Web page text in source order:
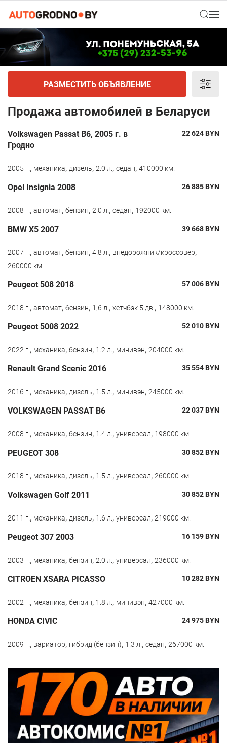
РАЗМЕСТИТЬ ОБЪЯВЛЕНИЕ
Продажа автомобилей в Беларуси
Volkswagen Passat B6, 2005 г. в
Гродно
22 624BYN
2005 г., механика, дизель, 2.0 л., седан, 410000 км.
Opel Insignia 2008 26 885BYN
2008 г., автомат, бензин, 2.0 л., седан, 192000 км.
BMW X5 2007 39 668BYN
2007 г., автомат, бензин, 4.8 л., внедорожник/кроссовер,
260000 км.
Peugeot 508 2018 57 006BYN
2018 г., автомат, бензин, 1,6 л., хетчбэк 5 дв., 148000 км.
Peugeot 5008 2022 52 010BYN
2022 г., механика, бензин, 1.2 л., минивэн, 204000 км.
Renault Grand Scenic 2016 35 554BYN
2016 г., механика, дизель, 1.5 л., минивэн, 245000 км.
VOLKSWAGEN PASSAT B6 22 037BYN
2008 г., механика, бензин, 1.4 л., универсал, 198000 км.
PEUGEOT 308 30 852BYN
2018 г., механика, дизель, 1.5 л., универсал, 260000 км.
Volkswagen Golf 2011 30 852BYN
2011 г., механика, дизель, 1.6 л., универсал, 219000 км.
Peugeot 307 2003 16 159BYN
2003 г., механика, бензин, 2.0 л., универсал, 236000 км.
CITROEN XSARA PICASSO 10 282BYN
2002 г., механика, бензин, 1.8 л., минивэн, 427000 км.
HONDA CIVIC 24 975BYN
2009 г., вариатор, гибрид (бензин), 1.3 л., седан, 267000 км.